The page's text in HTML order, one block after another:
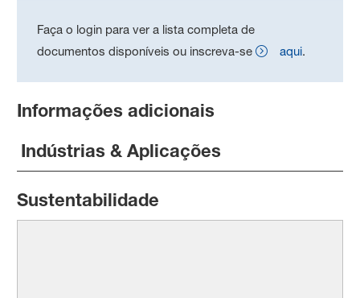
Faça o login para ver a lista completa de
documentos disponíveis ou inscreva-se
aqui.
Informações adicionais
Indústrias & Aplicações
Sustentabilidade